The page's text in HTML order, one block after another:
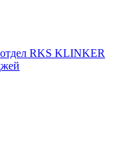
RKS KLINKER